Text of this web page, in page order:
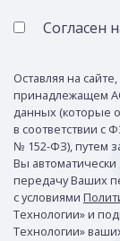
Согласен
Оставляя на
принадлежащем
данных (которые
в соответствии с
№ 152-ФЗ), путем
Вы автоматически
передачу Ваших
с условиями
Технологии» и
Технологии»